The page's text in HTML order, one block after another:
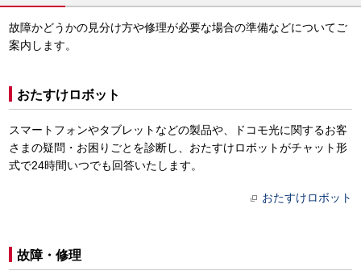
故障かどうかの見分け方や修理が必要な場合の準備などについてご
案内します。
おたすけロボット
スマートフォンやタブレットなどの製品や、ドコモ光に関するお客
さまの疑問・お困りごとを診断し、おたすけロボットがチャット形
式で24時間いつでも回答いたします。
おたすけロボット
故障・修理